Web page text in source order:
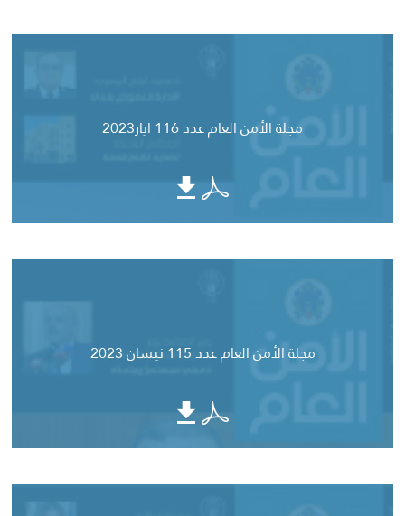
مجلة الأمن العام عدد 116 ايار2023
مجلة الأمن العام عدد 115 نيسان 2023